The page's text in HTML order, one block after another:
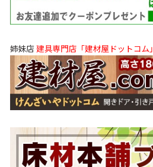
姉妹店 建具専門店「建材屋ドットコム」